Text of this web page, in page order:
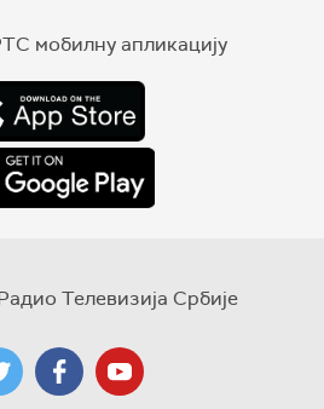
мобилну апликацију
Телевизија Србије